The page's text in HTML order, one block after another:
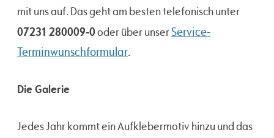
mit uns auf. Das geht am besten telefonisch unter
07231 280009-0oder über unserService-
Terminwunschformular.
Die Galerie
Jedes Jahr kommt ein Aufklebermotiv hinzu und das